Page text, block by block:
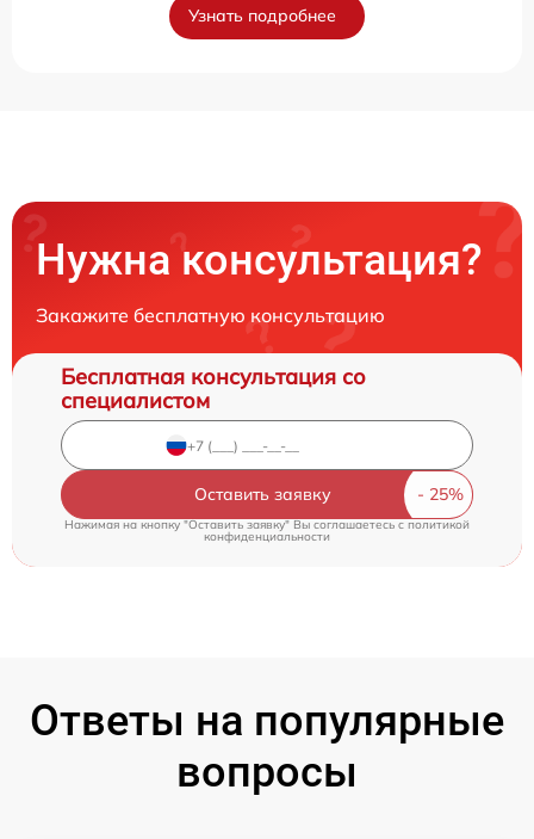
Узнать подробнее
Нужна консультация?
Закажите бесплатную консультацию
Бесплатная консультация со
специалистом
Оставить заявку
Нажимая на кнопку "Оставить заявку" Вы соглашаетесь c политикой
конфиденциальности
Ответы на популярные
вопросы